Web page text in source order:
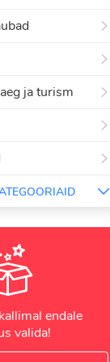
ja turism
endale
valida!